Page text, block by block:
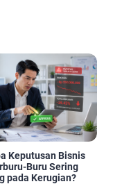
Keputusan Bisnis
Buru Sering
pada Kerugian?